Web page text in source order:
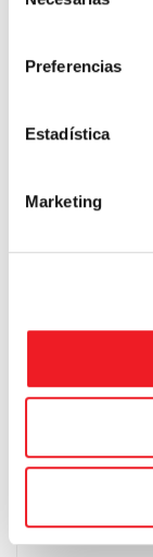
Preferencias
Estadística
Marketing
1597
Total de las